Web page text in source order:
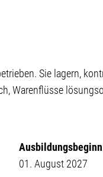
Sie lagern,
Warenflüsse
01. August 2027